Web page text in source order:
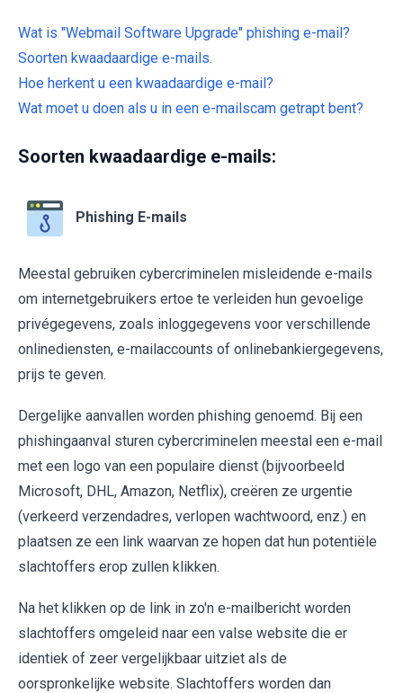
Wat is "Webmail Software Upgrade" phishing e-mail?
Soorten kwaadaardige e-mails.
Hoe herkent u een kwaadaardige e-mail?
Wat moet u doen als u in een e-mailscam getrapt bent?
Soorten kwaadaardige e-mails:
Phishing E-mails
Meestal gebruiken cybercriminelen misleidende e-mails
om internetgebruikers ertoe te verleiden hun gevoelige
privégegevens, zoals inloggegevens voor verschillende
onlinediensten, e-mailaccounts of onlinebankiergegevens,
prijs te geven.
Dergelijke aanvallen worden phishing genoemd. Bij een
phishingaanval sturen cybercriminelen meestal een e-mail
met een logo van een populaire dienst (bijvoorbeeld
Microsoft, DHL, Amazon, Netflix), creëren ze urgentie
(verkeerd verzendadres, verlopen wachtwoord, enz.) en
plaatsen ze een link waarvan ze hopen dat hun potentiële
slachtoffers erop zullen klikken.
Na het klikken op de link in zo'n e-mailbericht worden
slachtoffers omgeleid naar een valse website die er
identiek of zeer vergelijkbaar uitziet als de
oorspronkelijke website. Slachtoffers worden dan